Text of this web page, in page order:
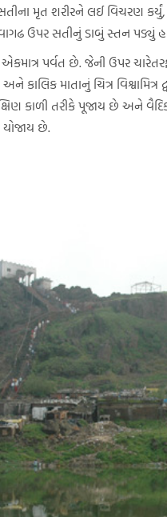
મૃત શરીરને લઈ વિચરણ
ઉપર સતીનું ડાબું સ્તન પડ્યું
પર્વત છે. જેની ઉપર
માતાનું ચિત્ર
કાળી તરીકે પૂજાય છે અને
છે.